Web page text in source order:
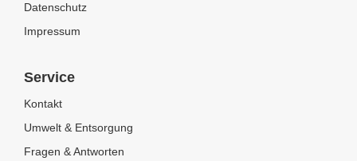
Datenschutz
Impressum
Service
Kontakt
Umwelt & Entsorgung
Fragen & Antworten